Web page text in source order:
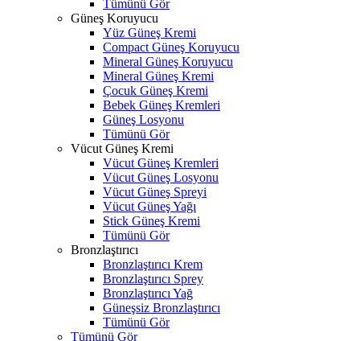
Tümünü Gör
Güneş Koruyucu
Yüz Güneş Kremi
Compact Güneş Koruyucu
Mineral Güneş Koruyucu
Mineral Güneş Kremi
Çocuk Güneş Kremi
Bebek Güneş Kremleri
Güneş Losyonu
Tümünü Gör
Vücut Güneş Kremi
Vücut Güneş Kremleri
Vücut Güneş Losyonu
Vücut Güneş Spreyi
Vücut Güneş Yağı
Stick Güneş Kremi
Tümünü Gör
Bronzlaştırıcı
Bronzlaştırıcı Krem
Bronzlaştırıcı Sprey
Bronzlaştırıcı Yağ
Güneşsiz Bronzlaştırıcı
Tümünü Gör
Tümünü Gör